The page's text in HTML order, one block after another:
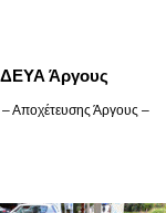
ΔΕΥΑ Άργους
Αποχέτευσης Άργους –